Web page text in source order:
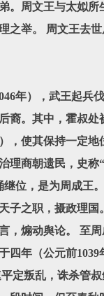
。周文王与太姒
之举。 周文王去
年），武王起兵
裔。其中，霍叔
，使其保持一定
理商朝遗民，史称“
位，是为周成王
子之职，摄政理
，煽动舆论。 至
四年（公元前1039
叛乱，诛杀管叔